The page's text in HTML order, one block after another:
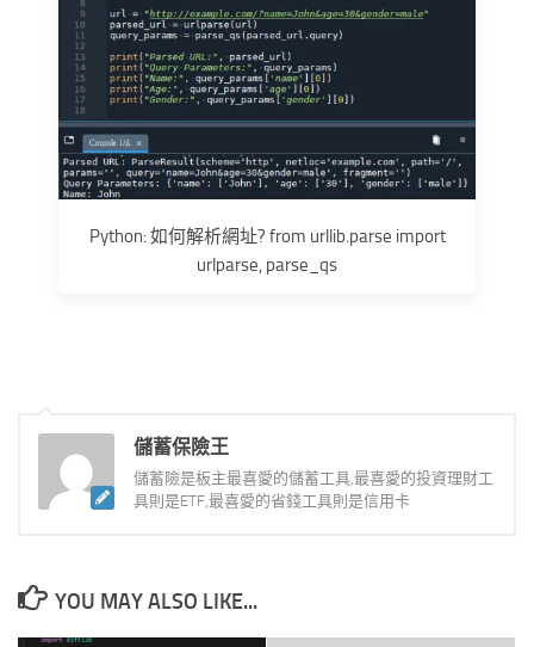
Python: 如何解析網址? from urllib.parse import
urlparse, parse_qs
儲蓄保險王
儲蓄險是板主最喜愛的儲蓄工具,最喜愛的投資理財工
具則是ETF,最喜愛的省錢工具則是信用卡
YOU MAY ALSO LIKE...